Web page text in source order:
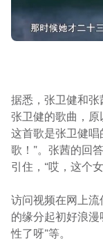
据悉，张卫健和
张卫健的歌曲，
这首歌是张卫健
歌！”。张茜的回
引住，“哎，这个
访问视频在网上流
的缘分起初好浪漫
性了呀”等。